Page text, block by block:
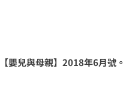
嬰兒與母親】 2018年6月號。